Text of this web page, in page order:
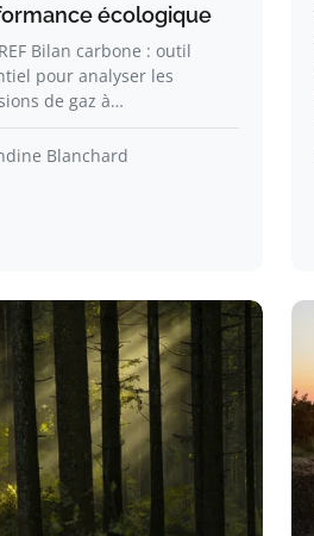
écologique
Bilan carbone : outil
pour analyser les
de gaz à…
Blanchard